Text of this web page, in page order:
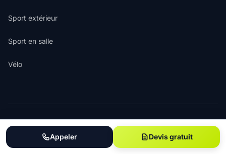
Appeler Devis gratuit
Sport extérieur
Sport en salle
Vélo
© 2026 Coach de Sport. Tous droits réservés.
L'annuaire de référence des coachs sportifs en France